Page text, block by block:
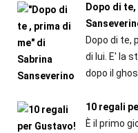
Dopo di
Dopo di te,
di lui. E' la
dopo il
10 regali
È il primo